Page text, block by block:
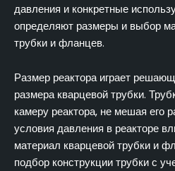
давления и конкретные
определяют размеры и выбор
трубки и фланцев.
Размер реактора играет
размера кварцевой трубки.
камеру реактора, не мешая его
условия давления в реакторе
материал кварцевой трубки и
подбор конструкции трубки с